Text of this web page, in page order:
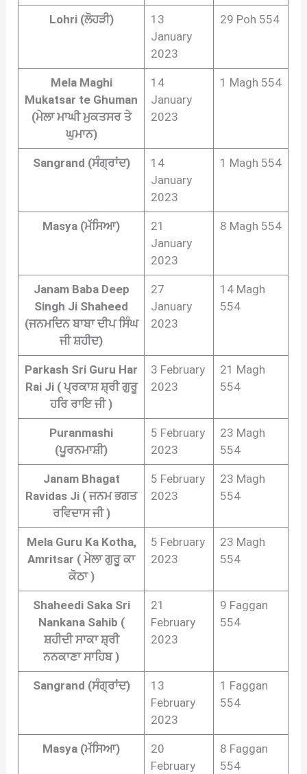
Lohri (ਲੋਹੜੀ)
13
January
2023
29 Poh 554
Mela Maghi
Mukatsar te Ghuman
(ਮੇਲਾ ਮਾਘੀ ਮੁਕਤਸਰ ਤੇ
ਘੁਮਾਨ)
14
January
2023
1 Magh 554
Sangrand (ਸੰਗ੍ਰਾਂਦ)
14
January
2023
1 Magh 554
Masya (ਮੱਸਿਆ)
21
January
2023
8 Magh 554
Janam Baba Deep
Singh Ji Shaheed
(ਜਨਮਦਿਨ ਬਾਬਾ ਦੀਪ ਸਿੰਘ
ਜੀ ਸ਼ਹੀਦ)
27
January
2023
14 Magh
554
Parkash Sri Guru Har
Rai Ji ( ਪ੍ਰਕਾਸ਼ ਸ਼੍ਰੀ ਗੁਰੂ
ਹਰਿ ਰਾਇ ਜੀ )
3 February
2023
21 Magh
554
Puranmashi
(ਪੂਰਨਮਾਸ਼ੀ)
5 February
2023
23 Magh
554
Janam Bhagat
Ravidas Ji ( ਜਨਮ ਭਗਤ
ਰਵਿਦਾਸ ਜੀ )
5 February
2023
23 Magh
554
Mela Guru Ka Kotha,
Amritsar ( ਮੇਲਾ ਗੁਰੂ ਕਾ
ਕੋਠਾ )
5 February
2023
23 Magh
554
Shaheedi Saka Sri
Nankana Sahib (
ਸ਼ਹੀਦੀ ਸਾਕਾ ਸ਼੍ਰੀ
ਨਨਕਾਣਾ ਸਾਹਿਬ )
21
February
2023
9 Faggan
554
Sangrand (ਸੰਗ੍ਰਾਂਦ)
13
February
2023
1 Faggan
554
Masya (ਮੱਸਿਆ)
20
February
8 Faggan
554